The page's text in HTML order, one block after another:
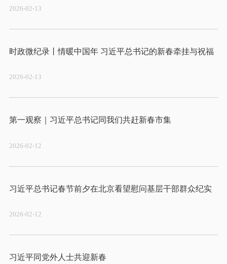
2026-02-13
时政微纪录丨情暖中国年 习近平总书记的新春牵挂与祝福
2026-02-13
第一观察｜习近平总书记同我们共赶新春市集
2026-02-12
习近平总书记春节前夕在北京看望慰问基层干部群众纪实
2026-02-12